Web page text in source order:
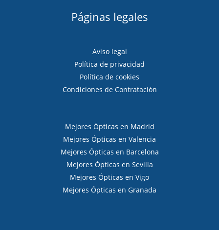
Páginas legales
Aviso legal
Política de privacidad
Política de cookies
Condiciones de Contratación
Mejores Ópticas en Madrid
Mejores Ópticas en Valencia
Mejores Ópticas en Barcelona
Mejores Ópticas en Sevilla
Mejores Ópticas en Vigo
Mejores Ópticas en Granada